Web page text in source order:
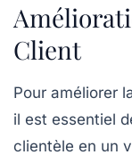
Client
Pour améliorer
il est essentiel
clientèle en un